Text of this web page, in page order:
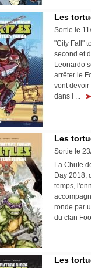
Les
Sortie le
"City Fall"
second et
Leonardo
arrêter le
vont devoir
dans l ...
Les
Sortie le
La Chute
Day 2018,
temps,
ronde par
du clan
Les